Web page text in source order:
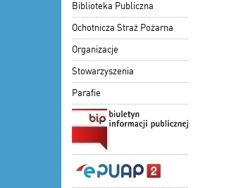
Biblioteka Publiczna
Ochotnicza Straż Pożarna
Organizacje
Stowarzyszenia
Parafie